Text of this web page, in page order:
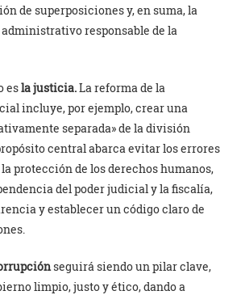
de superposiciones y, en suma, la
responsable de la
esla justicia.La reforma de la
incluye, por ejemplo, crear una
separada» de la división
central abarca evitar los errores
protección de los derechos humanos,
del poder judicial y la fiscalía,
y establecer un código claro de
seguirá siendo un pilar clave,
limpio, justo y ético, dando a